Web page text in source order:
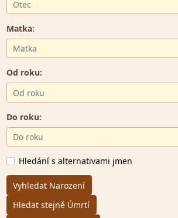
Matka:
Od roku:
Do roku:
Hledání s alternativami jmen
Vyhledat Narození
Hledat stejně Úmrtí